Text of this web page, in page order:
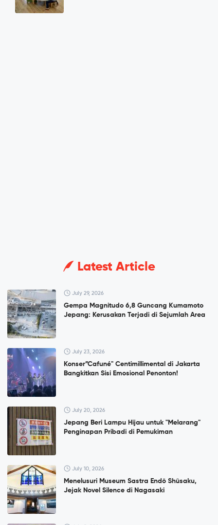
Latest Article
July 29, 2026
Gempa Magnitudo 6,8 Guncang Kumamoto
Jepang: Kerusakan Terjadi di Sejumlah Area
July 23, 2026
Konser”Cafuné" Centimillimental di Jakarta
Bangkitkan Sisi Emosional Penonton!
July 20, 2026
Jepang Beri Lampu Hijau untuk "Melarang"
Penginapan Pribadi di Pemukiman
July 10, 2026
Menelusuri Museum Sastra Endō Shūsaku,
Jejak Novel Silence di Nagasaki